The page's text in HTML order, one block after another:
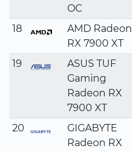
OC
18
AMD Radeon
RX 7900 XT
19
ASUS TUF
Gaming
Radeon RX
7900 XT
20
GIGABYTE
Radeon RX